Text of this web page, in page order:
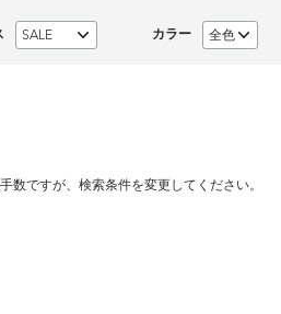
カラー
数ですが、検索条件を変更してください。